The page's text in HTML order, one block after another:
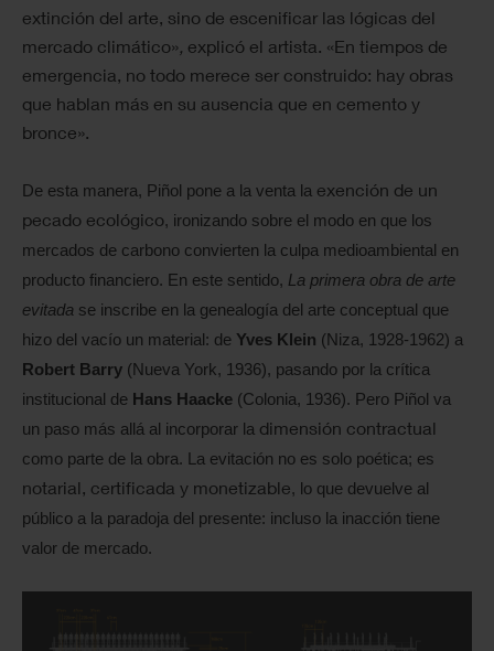
extinción del arte, sino de escenificar las lógicas del
mercado climático» explicó el artista. «En tiempos de
emergencia, no todo merece ser construido: hay obras
que hablan más en su ausencia que en cemento y
bronce».
De esta manera, Piñol pone a la venta la exención de un
pecado ecológico, ironizando sobre el modo en que los
mercados de carbono convierten la culpa medioambiental en
producto financiero. En este sentido, La primera obra de arte
evitada se inscribe en la genealogía del arte conceptual que
hizo del vacío un material: de Yves Klein (Niza, 1928-1962) a
Robert Barry (Nueva York, 1936), pasando por la crítica
institucional de Hans Haacke (Colonia, 1936). Pero Piñol va
un paso más allá al incorporar la dimensión contractual
como parte de la obra. La evitación no es solo poética; es
notarial, certificada y monetizable, lo que devuelve al
público a la paradoja del presente: incluso la inacción tiene
valor de mercado.